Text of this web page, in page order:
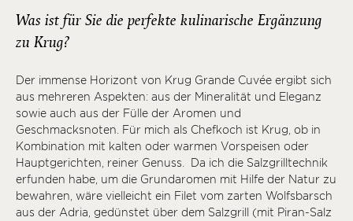
Was ist für Sie die perfekte kulinarische Ergänzung
zu Krug?
Der immense Horizont von Krug Grande Cuvée ergibt sich
aus mehreren Aspekten: aus der Mineralität und Eleganz
sowie auch aus der Fülle der Aromen und
Geschmacksnoten. Für mich als Chefkoch ist Krug, ob in
Kombination mit kalten oder warmen Vorspeisen oder
Hauptgerichten, reiner Genuss. Da ich die Salzgrilltechnik
erfunden habe, um die Grundaromen mit Hilfe der Natur zu
bewahren, wäre vielleicht ein Filet vom zarten Wolfsbarsch
aus der Adria, gedünstet über dem Salzgrill (mit Piran-Salz